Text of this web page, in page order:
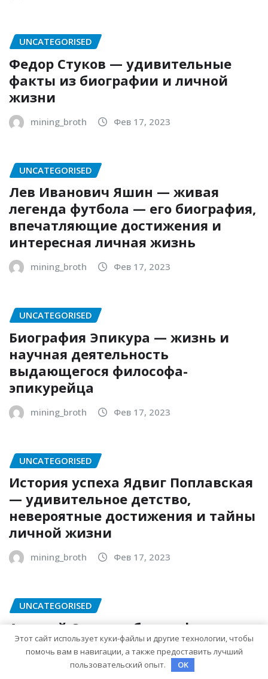
UNCATEGORISED
Федор Стуков — удивительные
факты из биографии и личной
жизни
mining_broth Фев 17, 2023
UNCATEGORISED
Лев Иванович Яшин — живая
легенда футбола — его биография,
впечатляющие достижения и
интересная личная жизнь
mining_broth Фев 17, 2023
UNCATEGORISED
Биография Эпикура — жизнь и
научная деятельность
выдающегося философа-
эпикурейца
mining_broth Фев 17, 2023
UNCATEGORISED
История успеха Ядвиг Поплавская
— удивительное детство,
невероятные достижения и тайны
личной жизни
mining_broth Фев 17, 2023
UNCATEGORISED
Алексей Огурцов биография —
основные события, достижения и
личная жизнь
Этот сайт использует куки-файлы и другие технологии, чтобы
помочь вам в навигации, а также предоставить лучший
пользовательский опыт.
OK